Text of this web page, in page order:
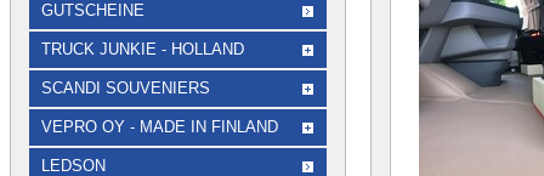
GUTSCHEINE
TRUCK JUNKIE - HOLLAND
SCANDI SOUVENIERS
VEPRO OY - MADE IN FINLAND
LEDSON